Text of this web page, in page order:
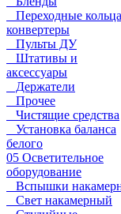
Переходные
конвертеры
Пульты ДУ
Штативы и
аксессуары
Держатели
Прочее
Чистящие средства
Установка баланса
белого
05 Осветительное
оборудование
Вспышки
Свет накамерный